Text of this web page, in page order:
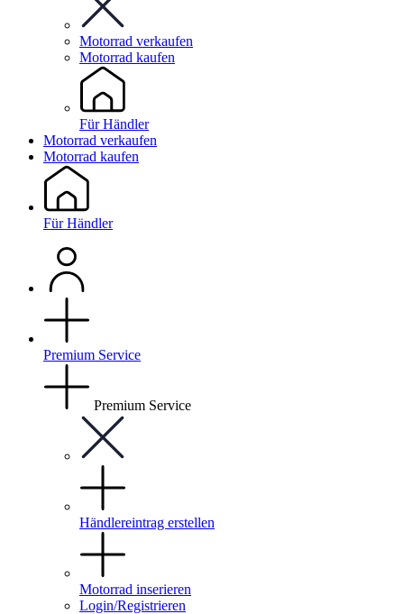
Motorrad verkaufen
Motorrad kaufen
Für Händler
Motorrad verkaufen
Motorrad kaufen
Für Händler
Premium Service
Premium Service
Händlereintrag erstellen
Motorrad inserieren
Login/Registrieren